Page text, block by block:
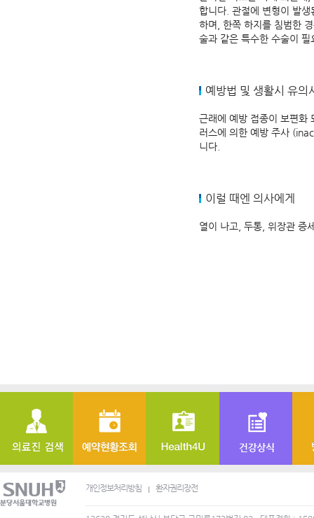
합니다. 관절에 변형이 발
하며, 한쪽 하지를 침범한
술과 같은 특수한 수술이 필
예방법 및 생활시 유의
근래에 예방 접종이 보편화
러스에 의한 예방 주사
니다.
이럴 때엔 의사에게
열이 나고, 두통, 위장관 증
개인정보처리방침 환자권리장전